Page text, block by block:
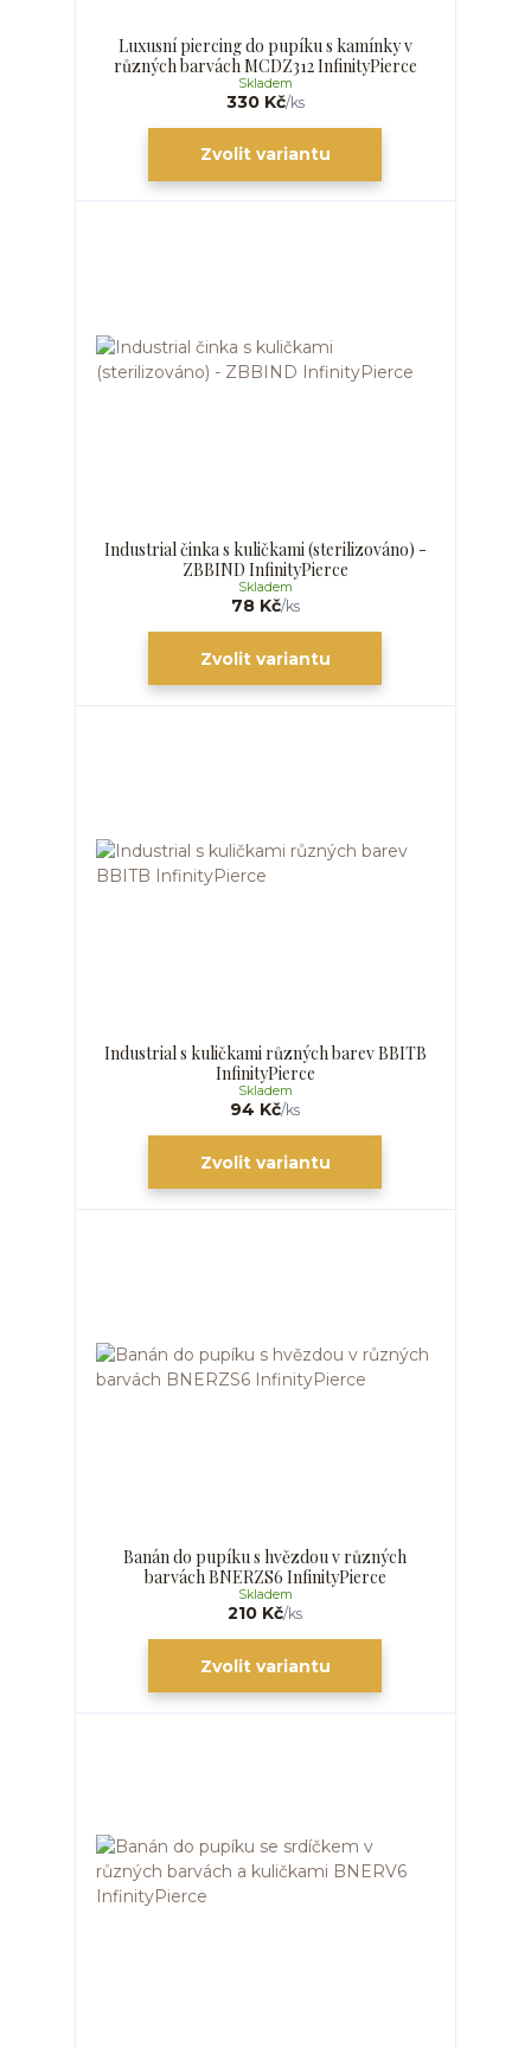
Luxusní piercing do pupíku s kamínky v
různých barvách MCDZ312 InfinityPierce
330 Kč/ks
Skladem
Zvolit variantu
Industrial činka s kuličkami (sterilizováno) -
ZBBIND InfinityPierce
78 Kč/ks
Skladem
Zvolit variantu
Industrial s kuličkami různých barev BBITB
InfinityPierce
94 Kč/ks
Skladem
Zvolit variantu
Banán do pupíku s hvězdou v různých
barvách BNERZS6 InfinityPierce
210 Kč/ks
Skladem
Zvolit variantu